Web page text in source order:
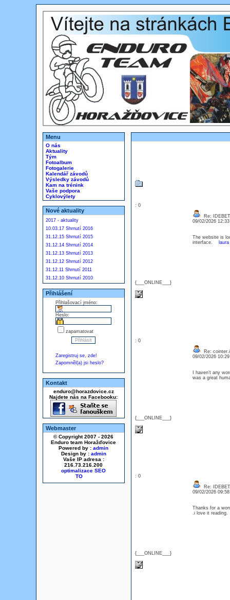
Menu
O nás
Aktuality
Tým
Fotoalbum
Fotogalerie
Kalendář závodů
Výsledky závodů
Kam na trénink
Vaše podpora
Cyklovýlety
Nové aktuality
2017 - aktuality
10.03.17 Shrnutí 2016
31.12.15 Shrnutí 2015
31.12.14 Shrnutí 2014
31.12.13 Shrnutí 2013
31.12.12 Shrnutí 2012
31.12.11 Shrnutí 2011
31.12.10 Shrnutí 2010
Přihlášení
Přihlašovací jméno:
Heslo:
zapamatovat
Zaregistruj se, zde!
Zapomněl(a) jsi heslo?
Kontakt
enduro@horazdovice.cz
Najdete nás na Facebooku:
Webmaster
© Copyright 2007 - 2026
Enduro team Horažďovice
Powered by : admin
Design by : admin
Vaše IP adresa :
216.73.216.200
optimalizace SEO
: 0
{___ONLINE___}
Re: IDEBET
09/02/2026
The website is
interface.
: 0
{___ONLINE___}
Re:
09/02/2026
I haven’t any
was a great
: 0
{___ONLINE___}
Re: IDEBET
09/02/2026
Thanks for a
.i love it